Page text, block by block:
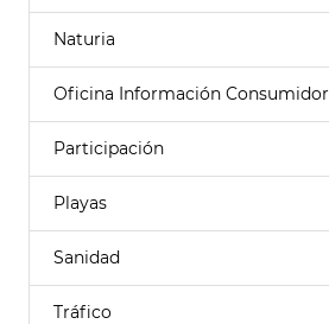
Naturia
Oficina Información Consumidor
Participación
Playas
Sanidad
Tráfico